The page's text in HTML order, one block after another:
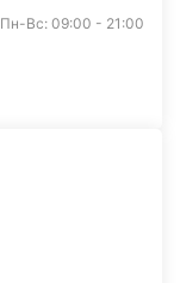
Пн-Вс: 09:00 - 21:00